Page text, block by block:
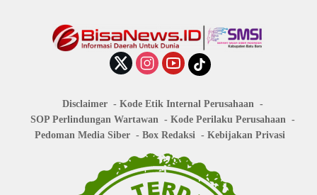
Disclaimer
Kode Etik Internal Perusahaan
SOP Perlindungan Wartawan
Kode Perilaku Perusahaan
Pedoman Media Siber
Box Redaksi Kebijakan Privasi